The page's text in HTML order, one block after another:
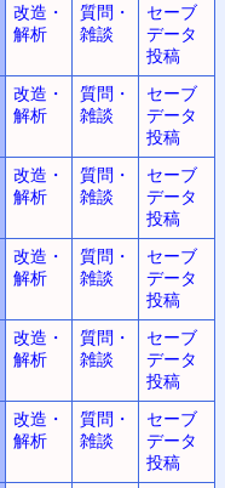
改造・
解析
質問・
雑談
セーブ
データ
投稿
改造・
解析
質問・
雑談
セーブ
データ
投稿
改造・
解析
質問・
雑談
セーブ
データ
投稿
改造・
解析
質問・
雑談
セーブ
データ
投稿
改造・
解析
質問・
雑談
セーブ
データ
投稿
改造・
解析
質問・
雑談
セーブ
データ
投稿